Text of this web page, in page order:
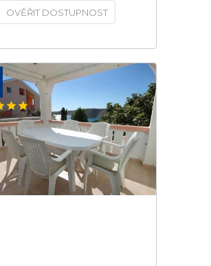
OVĚŘIT DOSTUPNOST